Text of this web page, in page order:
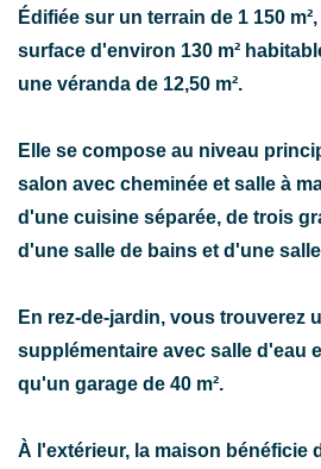
Édifiée sur un terrain de 1 150
surface d'environ 130 m²
une véranda de 12,50 m².
Elle se compose au niveau
salon avec cheminée et salle à
d'une cuisine séparée, de trois
d'une salle de bains et d'une
En rez-de-jardin, vous trouverez
supplémentaire avec salle d'eau
qu'un garage de 40 m².
À l'extérieur, la maison bénéficie